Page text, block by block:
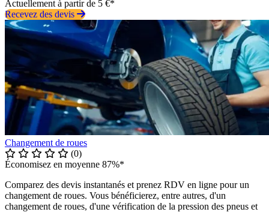
Actuellement à partir de 5 €*
Recevez des devis
Changement de roues
(0)
Économisez en moyenne 87%*
Comparez des devis instantanés et prenez RDV en ligne pour un
changement de roues. Vous bénéficierez, entre autres, d'un
changement de roues, d'une vérification de la pression des pneus et